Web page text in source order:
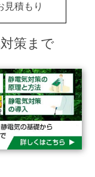
見積もり
策まで